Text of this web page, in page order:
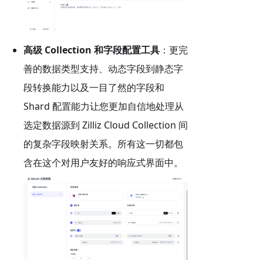
高级 Collection 和字段配置工具 ：更完
善的数据类型支持、动态字段到静态字
段转换能力以及一目了然的字段和
Shard 配置能力让您更加自信地处理从
选定数据源到 Zilliz Cloud Collection 间
的复杂字段映射关系。所有这一切都包
含在这个对用户友好的响应式界面中。